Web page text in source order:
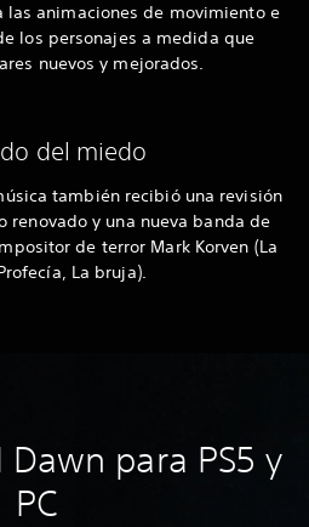
las animaciones de movimiento e
los personajes a medida que
nuevos y mejorados.
del miedo
también recibió una revisión
renovado y una nueva banda de
de terror Mark Korven (La
La bruja).
para PS5 y
PC